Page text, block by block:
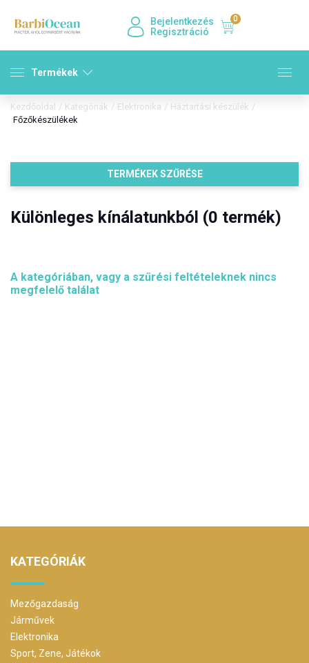
Bejelentkezés
Regisztráció
0
Termékek
Kezdőoldal / Kategóriák / Elektronika / Háztartási készülék /
Főzőkészülékek
TERMÉKEK SZŰRÉSE
Különleges kínálatunkból (0 termék)
A kategóriában, vagy a szűrési feltételeknek nincs
megfelelő találat
KATEGÓRIÁK
Mezőgazdaság
Járművek
Elektronika
Sport, Zene, Játékok